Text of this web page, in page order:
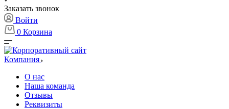
Заказать звонок
Войти
0 Корзина
Компания
О нас
Наша команда
Отзывы
Реквизиты